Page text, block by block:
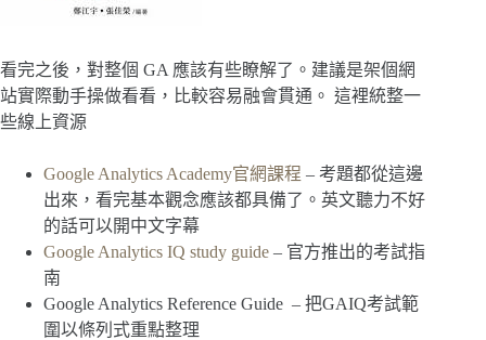
看完之後，對整個 GA 應該有些瞭解了。建議是架個網
站實際動手操做看看，比較容易融會貫通。 這裡統整一
些線上資源
Google Analytics Academy官網課程 – 考題都從這邊
出來，看完基本觀念應該都具備了。英文聽力不好
的話可以開中文字幕
Google Analytics IQ study guide – 官方推出的考試指
南
Google Analytics Reference Guide – 把GAIQ考試範
圍以條列式重點整理